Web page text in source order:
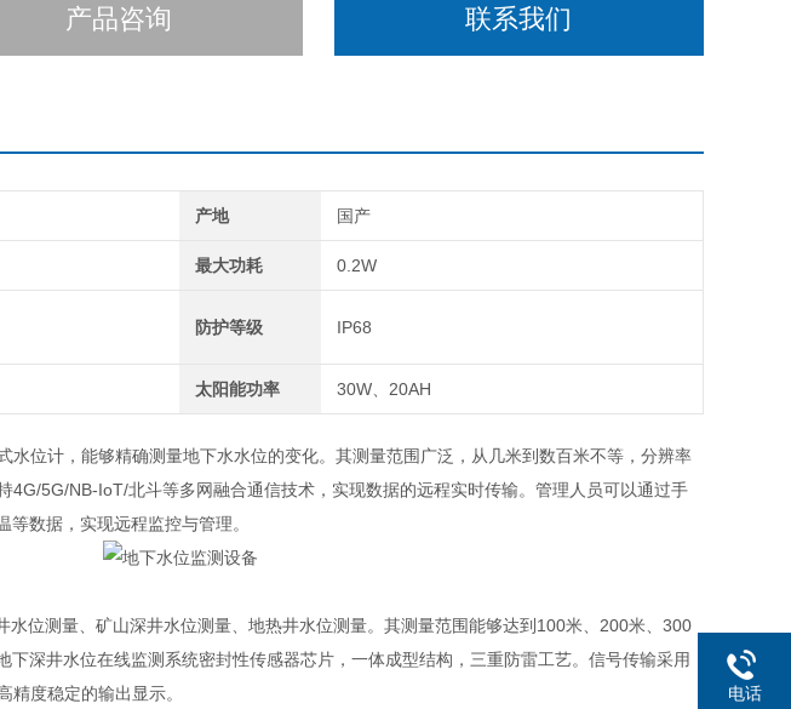
产品咨询 联系我们
产地 国产
最大功耗 0.2W
防护等级 IP68
太阳能功率 30W、20AH
水位计，能够精确测量地下水水位的变化。其测量范围广泛，从几米到数百米不等，分辨率
4G/5G/NB-IoT/北斗等多网融合通信技术，实现数据的远程实时传输。管理人员可以通过手
数据，实现远程监控与管理。
水位测量、矿山深井水位测量、地热井水位测量。其测量范围能够达到100米、200米、300
深井水位在线监测系统密封性传感器芯片，一体成型结构，三重防雷工艺。信号传输采用
度稳定的输出显示。
电话